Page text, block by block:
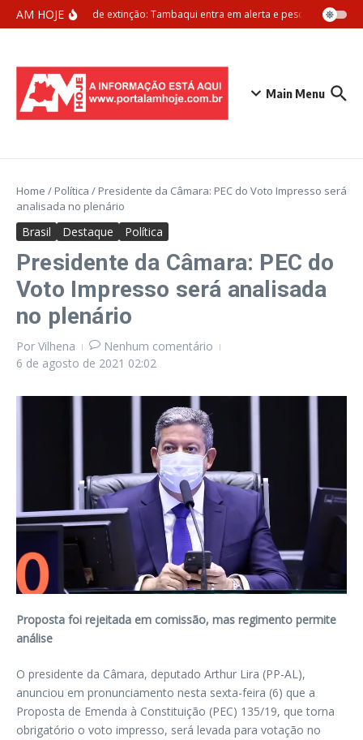
Ir para o conteúdo
AM HOJEAmeaça de extinção: Tambaqui entra em alerta e pesca pode ser
Main Menu
Home / Política / Presidente da Câmara: PEC do Voto Impresso será
analisada no plenário
Brasil Destaque Política
Presidente da Câmara: PEC do
Voto Impresso será analisada
no plenário
Por Vilhena
Nenhum comentário
6 de agosto de 2021 02:02
Proposta foi rejeitada em comissão, mas regimento permite
análise
O presidente da Câmara, deputado Arthur Lira (PP-AL),
anunciou em pronunciamento nesta sexta-feira (6) que a
Proposta de Emenda à Constituição (PEC) 135/19, que torna
obrigatório o voto impresso, será levada para votação no